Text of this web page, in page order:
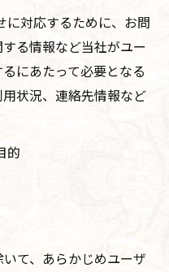
に対応するために、お問
る情報など当社がユー
にあたって必要となる
状況、連絡先情報など
的
て、あらかじめユーザ